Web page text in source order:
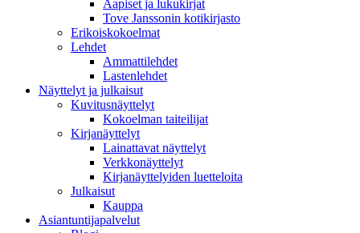
Aapiset ja lukukirjat
Tove Janssonin kotikirjasto
Erikoiskokoelmat
Lehdet
Ammattilehdet
Lastenlehdet
Näyttelyt ja julkaisut
Kuvitusnäyttelyt
Kokoelman taiteilijat
Kirjanäyttelyt
Lainattavat näyttelyt
Verkkonäyttelyt
Kirjanäyttelyiden luetteloita
Julkaisut
Kauppa
Asiantuntija­palvelut